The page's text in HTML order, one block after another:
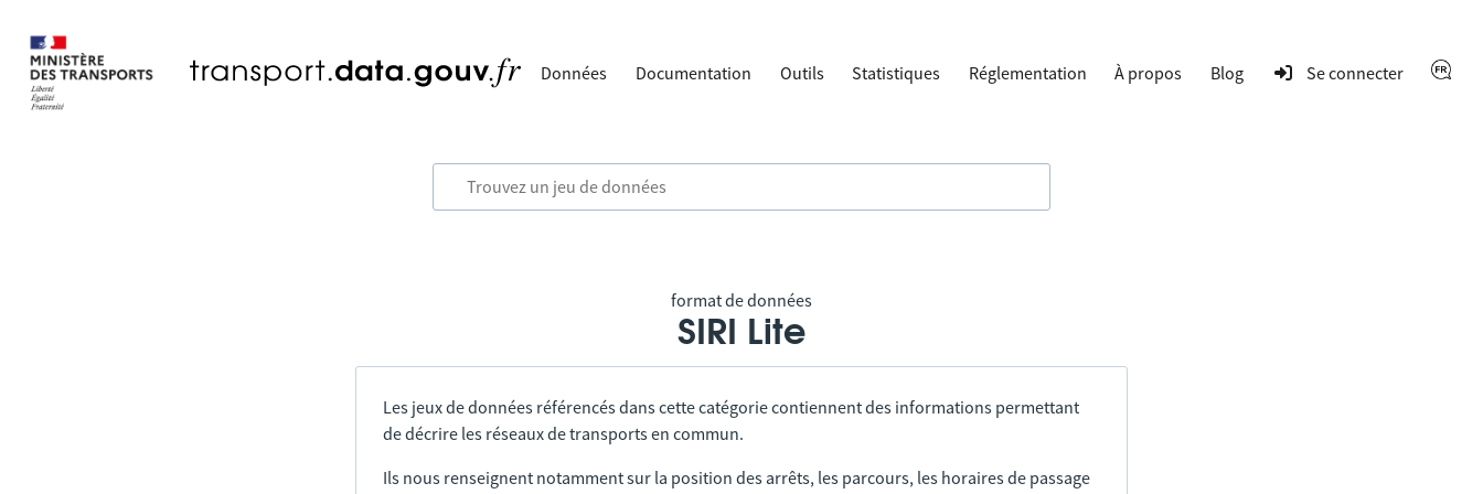
Données Documentation Outils Statistiques Réglementation À propos Blog Se connecter
format de données
SIRI Lite
Les jeux de données référencés dans cette catégorie contiennent des informations permettant
de décrire les réseaux de transports en commun.
Ils nous renseignent notamment sur la position des arrêts, les parcours, les horaires de passage